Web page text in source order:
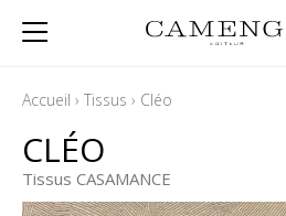
Accueil › Tissus › Cléo
CLÉO
Tissus CASAMANCE